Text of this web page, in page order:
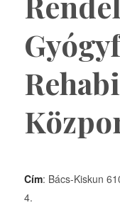
Cím: Bács-Kiskun
4.